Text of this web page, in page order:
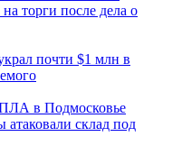
торги после дела о
почти $1 млн в
в Подмосковье
атаковали склад под